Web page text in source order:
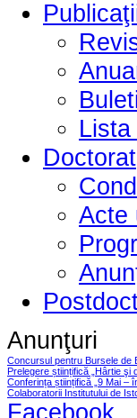
Doctorat
Acte
Anunţuri
Concursul pentru Bursele de
Prelegere științifică „Hârtie şi
Conferința științifică „9 Mai –
Colaboratorii Institutului de